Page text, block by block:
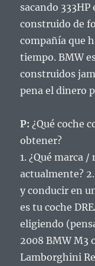
sacando
construido de
compañía que
tiempo. BMW
construidos
pena el dinero
P: ¿Qué coche
obtener?
1. ¿Qué marca
actualmente?
y conducir en
es tu coche
eligiendo
2008 BMW M3
Lamborghini